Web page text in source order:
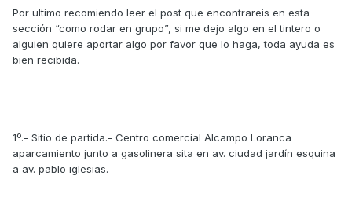
Por ultimo recomiendo leer el post que encontrareis en esta
sección “como rodar en grupo”, si me dejo algo en el tintero o
alguien quiere aportar algo por favor que lo haga, toda ayuda es
bien recibida.
1º.- Sitio de partida.- Centro comercial Alcampo Loranca
aparcamiento junto a gasolinera sita en av. ciudad jardín esquina
a av. pablo iglesias.